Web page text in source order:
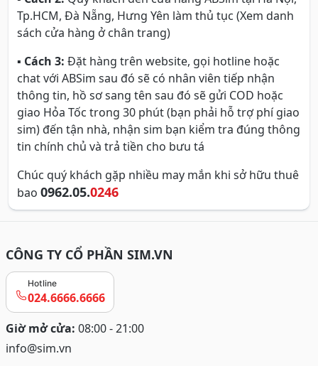
Tp.HCM, Đà Nẵng, Hưng Yên làm thủ tục (Xem danh
sách cửa hàng ở chân trang)
▪ Cách 3: Đặt hàng trên website, gọi hotline hoặc
chat với ABSim sau đó sẽ có nhân viên tiếp nhận
thông tin, hồ sơ sang tên sau đó sẽ gửi COD hoặc
giao Hỏa Tốc trong 30 phút (bạn phải hỗ trợ phí giao
sim) đến tận nhà, nhận sim bạn kiểm tra đúng thông
tin chính chủ và trả tiền cho bưu tá
Chúc quý khách gặp nhiều may mắn khi sở hữu thuê
bao 0962.05.0246
CÔNG TY CỔ PHẦN SIM.VN
Hotline
024.6666.6666
Giờ mở cửa: 08:00 - 21:00
info@sim.vn